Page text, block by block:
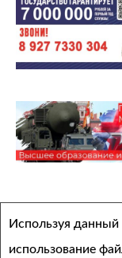
Архивы
Выберите месяц
Используя данный
использование